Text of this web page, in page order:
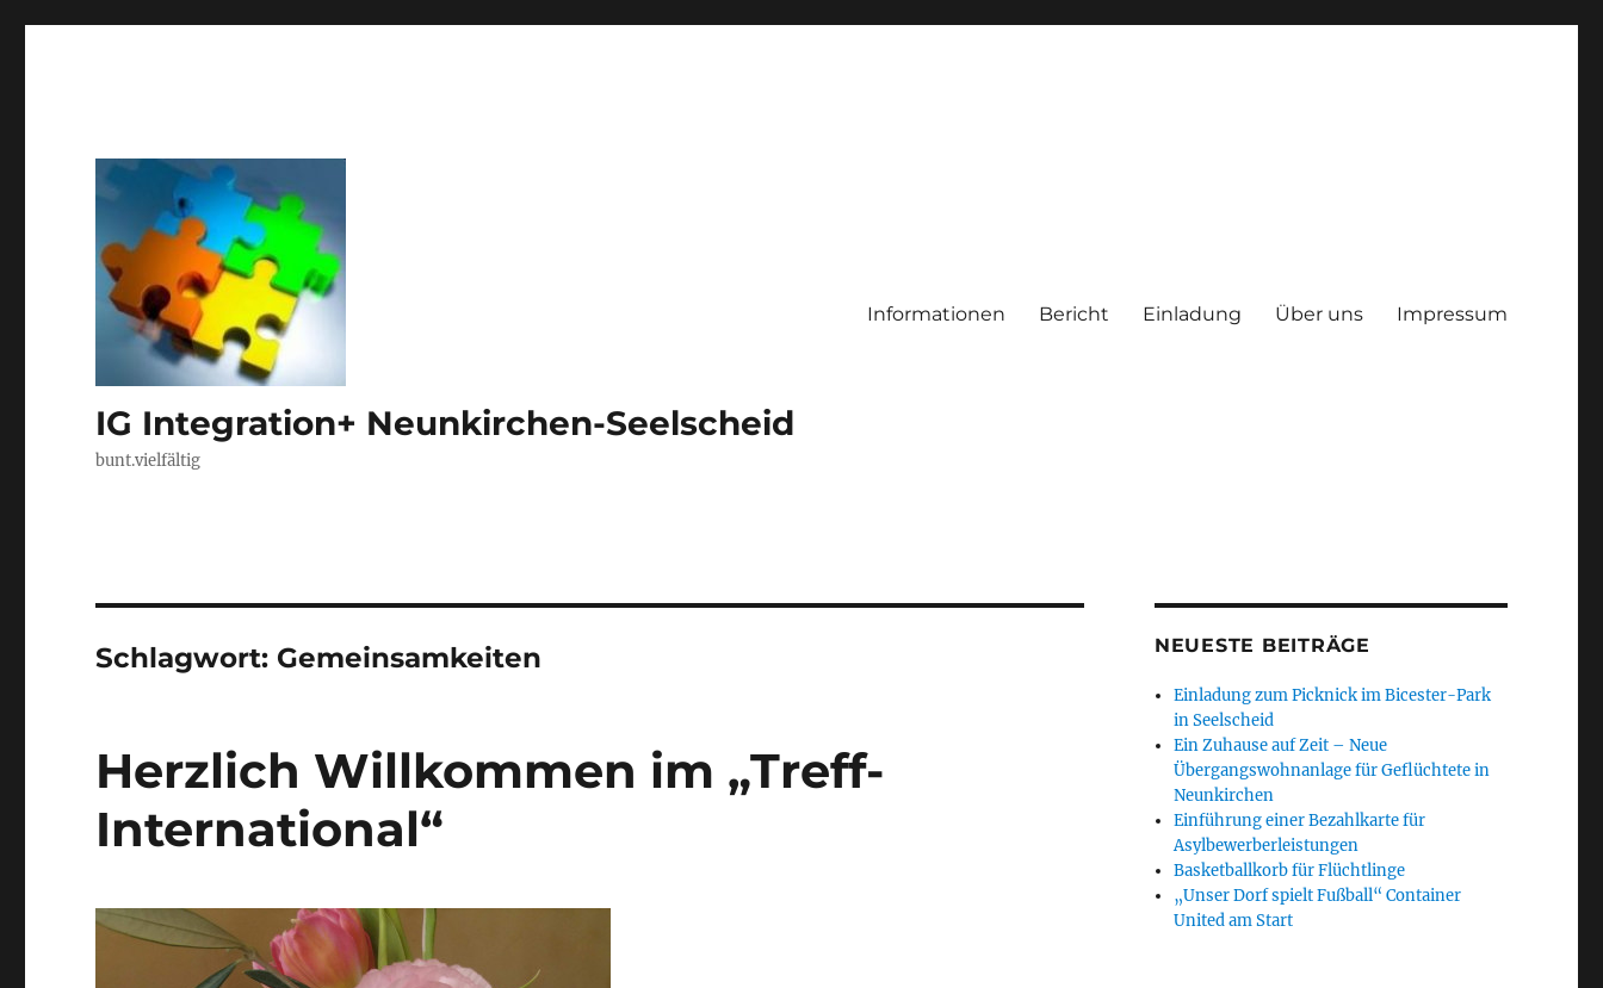
IG Integration+ Neunkirchen-Seelscheid
bunt.vielfältig
Informationen Bericht Einladung Über uns Impressum
Schlagwort: Gemeinsamkeiten
Herzlich Willkommen im „Treff-
International“
NEUESTE BEITRÄGE
Einladung zum Picknick im Bicester-Park
in Seelscheid
Ein Zuhause auf Zeit – Neue
Übergangswohnanlage für Geflüchtete in
Neunkirchen
Einführung einer Bezahlkarte für
Asylbewerberleistungen
Basketballkorb für Flüchtlinge
„Unser Dorf spielt Fußball“ Container
United am Start